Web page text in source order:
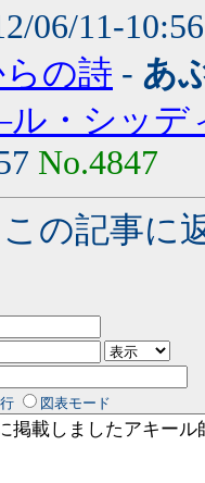
06/11-
の詩 - あ
・シッデ
No.4847
この記事に
図表モード